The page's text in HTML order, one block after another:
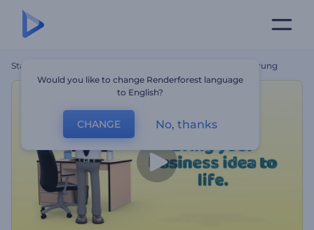
Startseite Trainingskurse Für Unternehmensführung
Would you like to change Renderforest language
to English?
CHANGE No, thanks